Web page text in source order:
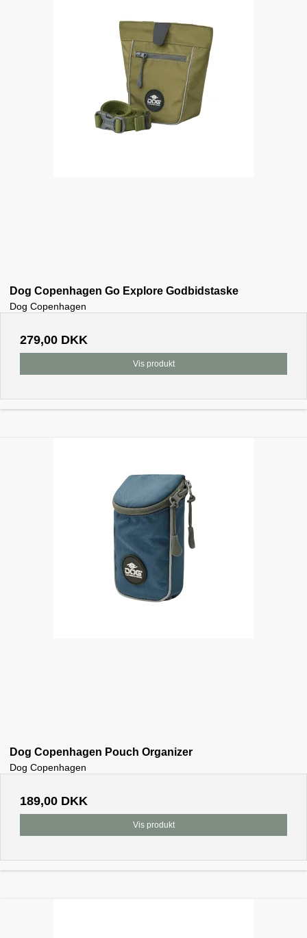
Dog Copenhagen Go Explore Godbidstaske
Dog Copenhagen
279,00 DKK
Vis produkt
Dog Copenhagen Pouch Organizer
Dog Copenhagen
189,00 DKK
Vis produkt